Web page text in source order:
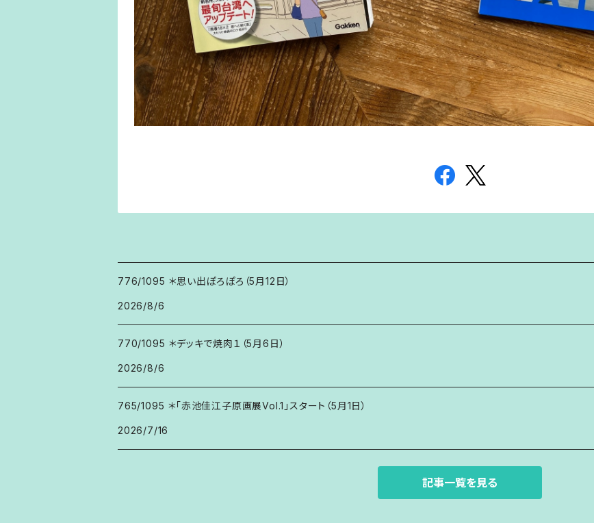
776/1095 ＊思い出ぽろぽろ（5月12日）
2026/8/6
770/1095 ＊デッキで焼肉１（5月6日）
2026/8/6
765/1095 ＊「赤池佳江子原画展Vol.1」スタート（5月1日）
2026/7/16
記事一覧を見る